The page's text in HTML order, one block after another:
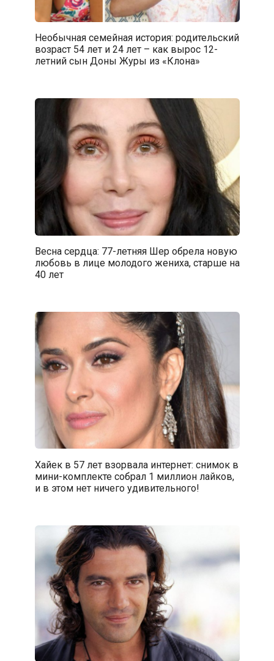
Необычная семейная история: родительский
возраст 54 лет и 24 лет – как вырос 12-
летний сын Доны Журы из «Клона»
Весна сердца: 77-летняя Шер обрела новую
любовь в лице молодого жениха, старше на
40 лет
Хайек в 57 лет взорвала интернет: снимок в
мини-комплекте собрал 1 миллион лайков,
и в этом нет ничего удивительного!